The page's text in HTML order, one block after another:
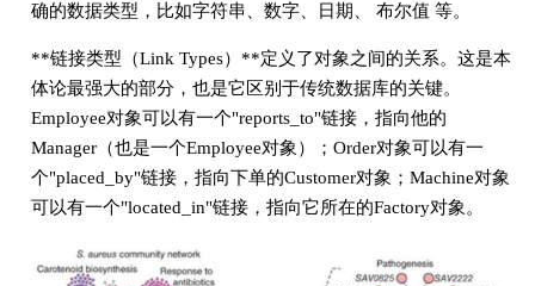
确的数据类型，比如字符串、数字、日期、 布尔值 等。
**链接类型（Link Types）**定义了对象之间的关系。这是本
体论最强大的部分，也是它区别于传统数据库的关键。
Employee对象可以有一个"reports_to"链接，指向他的
Manager（也是一个Employee对象）；Order对象可以有一
个"placed_by"链接，指向下单的Customer对象；Machine对象
可以有一个"located_in"链接，指向它所在的Factory对象。